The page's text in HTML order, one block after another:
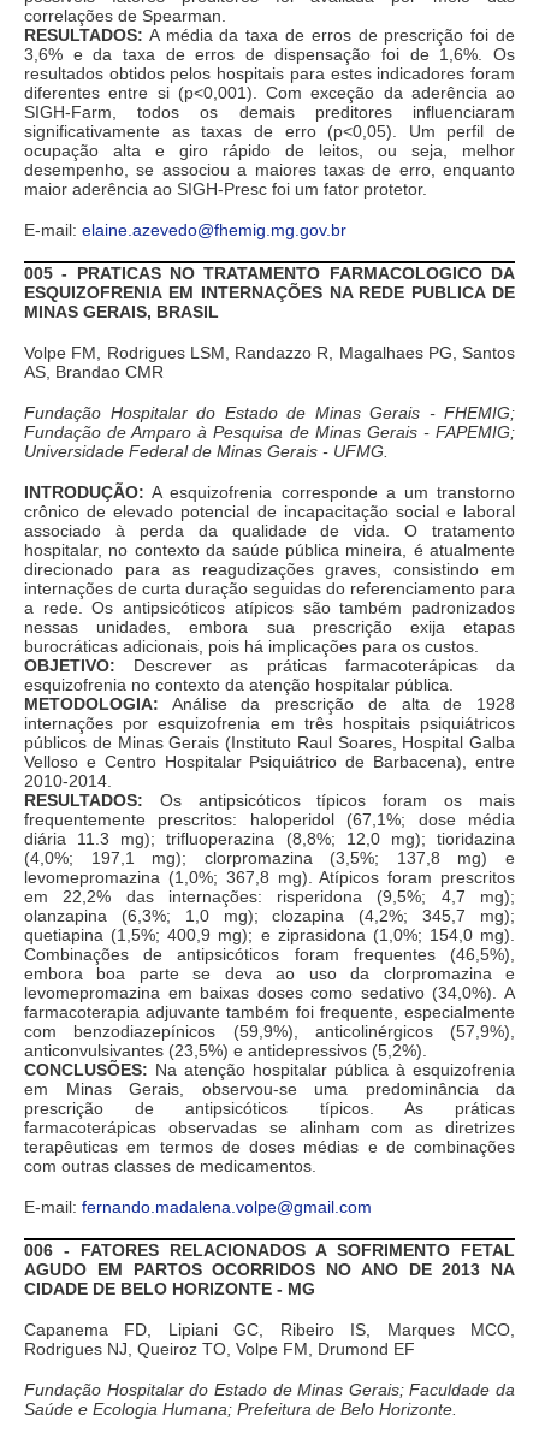
correlações de Spearman.
RESULTADOS: A média da taxa de erros de prescrição foi de
3,6% e da taxa de erros de dispensação foi de 1,6%. Os
resultados obtidos pelos hospitais para estes indicadores foram
diferentes entre si (p<0,001). Com exceção da aderência ao
SIGH-Farm, todos os demais preditores influenciaram
significativamente as taxas de erro (p<0,05). Um perfil de
ocupação alta e giro rápido de leitos, ou seja, melhor
desempenho, se associou a maiores taxas de erro, enquanto
maior aderência ao SIGH-Presc foi um fator protetor.
E-mail: elaine.azevedo@fhemig.mg.gov.br
005 - PRATICAS NO TRATAMENTO FARMACOLOGICO DA
ESQUIZOFRENIA EM INTERNAÇÕES NA REDE PUBLICA DE
MINAS GERAIS, BRASIL
Volpe FM, Rodrigues LSM, Randazzo R, Magalhaes PG, Santos
AS, Brandao CMR
Fundação Hospitalar do Estado de Minas Gerais - FHEMIG;
Fundação de Amparo à Pesquisa de Minas Gerais - FAPEMIG;
Universidade Federal de Minas Gerais - UFMG.
INTRODUÇÃO: A esquizofrenia corresponde a um transtorno
crônico de elevado potencial de incapacitação social e laboral
associado à perda da qualidade de vida. O tratamento
hospitalar, no contexto da saúde pública mineira, é atualmente
direcionado para as reagudizações graves, consistindo em
internações de curta duração seguidas do referenciamento para
a rede. Os antipsicóticos atípicos são também padronizados
nessas unidades, embora sua prescrição exija etapas
burocráticas adicionais, pois há implicações para os custos.
OBJETIVO: Descrever as práticas farmacoterápicas da
esquizofrenia no contexto da atenção hospitalar pública.
METODOLOGIA: Análise da prescrição de alta de 1928
internações por esquizofrenia em três hospitais psiquiátricos
públicos de Minas Gerais (Instituto Raul Soares, Hospital Galba
Velloso e Centro Hospitalar Psiquiátrico de Barbacena), entre
2010-2014.
RESULTADOS: Os antipsicóticos típicos foram os mais
frequentemente prescritos: haloperidol (67,1%; dose média
diária 11.3 mg); trifluoperazina (8,8%; 12,0 mg); tioridazina
(4,0%; 197,1 mg); clorpromazina (3,5%; 137,8 mg) e
levomepromazina (1,0%; 367,8 mg). Atípicos foram prescritos
em 22,2% das internações: risperidona (9,5%; 4,7 mg);
olanzapina (6,3%; 1,0 mg); clozapina (4,2%; 345,7 mg);
quetiapina (1,5%; 400,9 mg); e ziprasidona (1,0%; 154,0 mg).
Combinações de antipsicóticos foram frequentes (46,5%),
embora boa parte se deva ao uso da clorpromazina e
levomepromazina em baixas doses como sedativo (34,0%). A
farmacoterapia adjuvante também foi frequente, especialmente
com benzodiazepínicos (59,9%), anticolinérgicos (57,9%),
anticonvulsivantes (23,5%) e antidepressivos (5,2%).
CONCLUSÕES: Na atenção hospitalar pública à esquizofrenia
em Minas Gerais, observou-se uma predominância da
prescrição de antipsicóticos típicos. As práticas
farmacoterápicas observadas se alinham com as diretrizes
terapêuticas em termos de doses médias e de combinações
com outras classes de medicamentos.
E-mail: fernando.madalena.volpe@gmail.com
006 - FATORES RELACIONADOS A SOFRIMENTO FETAL
AGUDO EM PARTOS OCORRIDOS NO ANO DE 2013 NA
CIDADE DE BELO HORIZONTE - MG
Capanema FD, Lipiani GC, Ribeiro IS, Marques MCO,
Rodrigues NJ, Queiroz TO, Volpe FM, Drumond EF
Fundação Hospitalar do Estado de Minas Gerais; Faculdade da
Saúde e Ecologia Humana; Prefeitura de Belo Horizonte.